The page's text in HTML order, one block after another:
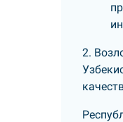
2.